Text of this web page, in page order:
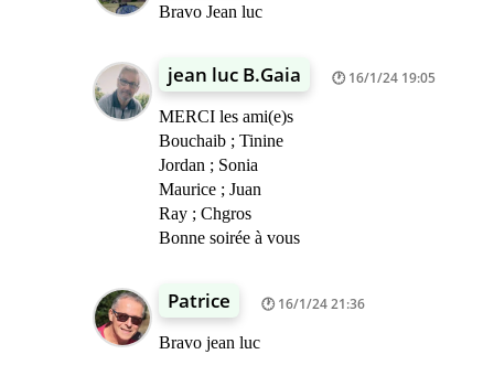
Bravo Jean luc
jean luc B.Gaia 16/1/24 19:05
MERCI les ami(e)s
Bouchaib ; Tinine
Jordan ; Sonia
Maurice ; Juan
Ray ; Chgros
Bonne soirée à vous
Patrice 16/1/24 21:36
Bravo jean luc